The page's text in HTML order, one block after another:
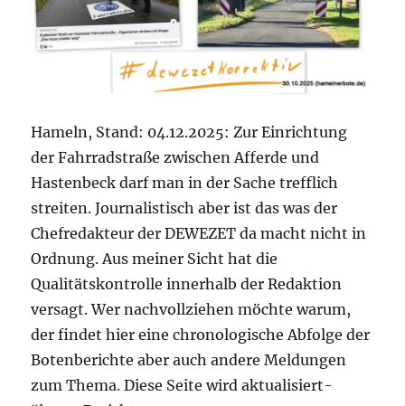
Hameln, Stand: 04.12.2025: Zur Einrichtung
der Fahrradstraße zwischen Afferde und
Hastenbeck darf man in der Sache trefflich
streiten. Journalistisch aber ist das was der
Chefredakteur der DEWEZET da macht nicht in
Ordnung. Aus meiner Sicht hat die
Qualitätskontrolle innerhalb der Redaktion
versagt. Wer nachvollziehen möchte warum,
der findet hier eine chronologische Abfolge der
Botenberichte aber auch andere Meldungen
zum Thema. Diese Seite wird aktualisiert-